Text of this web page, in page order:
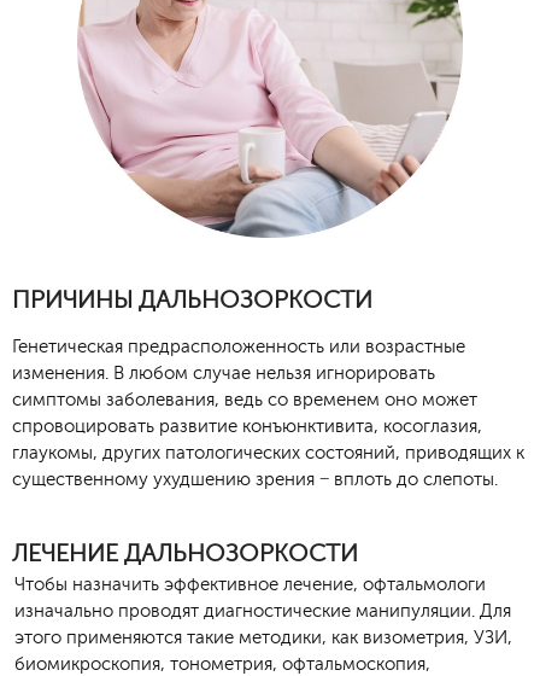
ПРИЧИНЫ ДАЛЬНОЗОРКОСТИ
Генетическая предрасположенность или возрастные
изменения. В любом случае нельзя игнорировать
симптомы заболевания, ведь со временем оно может
спровоцировать развитие конъюнктивита, косоглазия,
глаукомы, других патологических состояний, приводящих к
существенному ухудшению зрения − вплоть до слепоты.
ЛЕЧЕНИЕ ДАЛЬНОЗОРКОСТИ
Чтобы назначить эффективное лечение, офтальмологи
изначально проводят диагностические манипуляции. Для
этого применяются такие методики, как визометрия, УЗИ,
биомикроскопия, тонометрия, офтальмоскопия,